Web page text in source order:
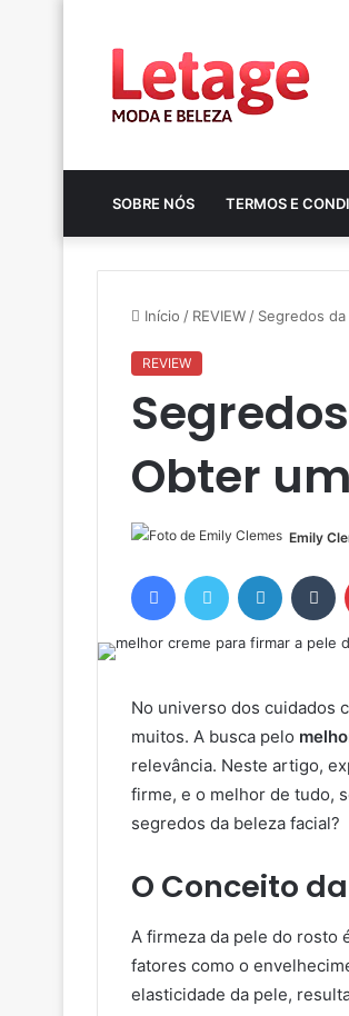
SOBRE NÓS TERMOS E
Início / REVIEW / Segredos
REVIEW
Obter
Emily
FacebookTwitter Linkedin
No universo dos cuidados
muitos. A busca pelo
relevância. Neste artigo,
firme, e o melhor de tudo,
segredos da beleza facial?
O Conceito
A firmeza da pele do rosto
fatores como o
elasticidade da pele,